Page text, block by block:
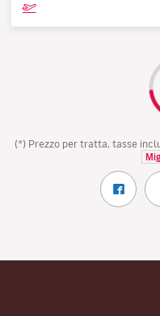
(*) Prezzo per tratta, tasse